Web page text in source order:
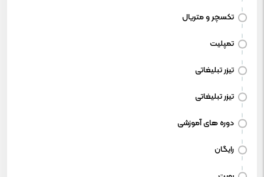
تکسچر و متریال
تمپلیت
تیزر تبلیغاتی
تیزر تبلیغاتی
دوره های آموزشی
رایگان